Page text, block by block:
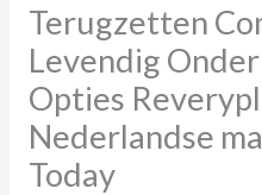
Terugzetten
Levendig
Opties
Nederlandse
Today